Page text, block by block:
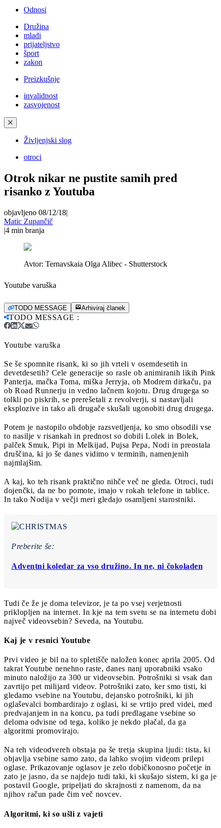
Odnosi
Družina
mladi
prijateljstvo
šport
zakon
Preizkušnje
invalidnost
zasvojenost
✕
Življenjski slog
otroci
Otrok nikar ne pustite samih pred
risanko z Youtuba
objavljeno 08/12/18|
Matic Zupančič
|4 min branja
Avtor: Ternavskaia Olga Alibec - Shutterstock
Youtube varuška
TODO MESSAGE Arhiviraj članek
TODO MESSAGE :
Youtube varuška
Se še spomnite risank, ki so jih vrteli v osemdesetih in
devetdesetih? Cele generacije so rasle ob animiranih likih Pink
Panterja, mačka Toma, miška Jerryja, ob Modrem dirkaču, pa
ob Road Runnerju in vedno lačnem kojotu. Drug drugega so
tolkli po piskrih, se prerešetali z revolverji, si nastavljali
eksplozive in tako ali drugače skušali ugonobiti drug drugega.
Potem je nastopilo obdobje razsvetljenja, ko smo obsodili vse
to nasilje v risankah in prednost so dobili Lolek in Bolek,
palček Smuk, Pipi in Melkijad, Pujsa Pepa, Nodi in preostala
druščina, ki jo še danes vidimo v terminih, namenjenih
najmlajšim.
A kaj, ko teh risank praktično nihče več ne gleda. Otroci, tudi
dojenčki, da ne bo pomote, imajo v rokah telefone in tablice.
In tako Nodija v večji meri gledajo osamljeni starostniki.
Preberite še:
Adventni koledar za vso družino. In ne, ni čokoladen
Tudi če že je doma televizor, je ta po vsej verjetnosti
priklopljen na internet. In kje na tem svetu se na internetu dobi
največ videovsebin? Seveda, na Youtubu.
Kaj je v resnici Youtube
Prvi video je bil na to spletišče naložen konec aprila 2005. Od
takrat Youtube nenehno raste, danes nanj uporabniki vsako
minuto naložijo za 300 ur videovsebin. Potrošniki si vsak dan
zavrtijo pet milijard videov. Potrošniki zato, ker smo tisti, ki
gledamo vsebine na Youtubu, dejansko potrošniki, ki jih
oglaševalci bombardirajo z oglasi, ki se vrtijo pred videi, med
predvajanjem in na koncu, pa tudi predlagane vsebine so
deloma odvisne od tega, koliko je nekdo plačal, da ga
algoritmi promovirajo.
Na teh videodvereh obstaja pa še tretja skupina ljudi: tista, ki
objavlja vsebine samo zato, da lahko svojim videom prilepi
oglase. Prikazovanje oglasov je zelo dobičkonosno početje in
zato je jasno, da se najdejo tudi taki, ki skušajo sistem, ki ga je
postavil Google, pripeljati do skrajnosti z namenom, da na
njihov račun pade čim več novcev.
Algoritmi, ki so ušli z vajeti